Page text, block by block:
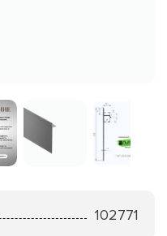
102771